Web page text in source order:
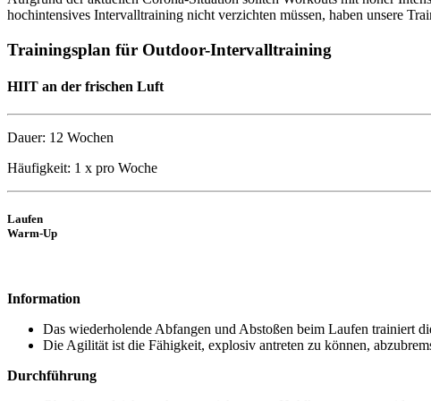
hochintensives Intervalltraining nicht verzichten müssen, haben unsere
Trainingsplan für Outdoor-Intervalltraining
HIIT an der frischen Luft
Dauer: 12 Wochen
Häufigkeit: 1 x pro Woche
Laufen
Warm-Up
Information
Das wiederholende Abfangen und Abstoßen beim Laufen trainiert
Die Agilität ist die Fähigkeit, explosiv antreten zu können,
Durchführung